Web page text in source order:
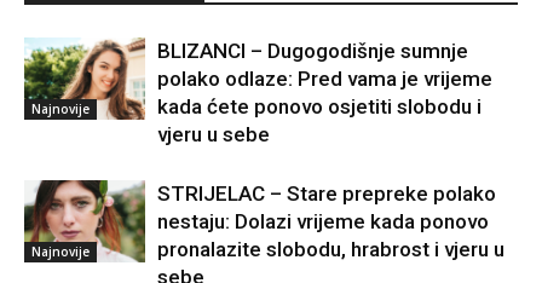
Najnovije
BLIZANCI – Dugogodišnje sumnje
polako odlaze: Pred vama je vrijeme
kada ćete ponovo osjetiti slobodu i
vjeru u sebe
Najnovije
STRIJELAC – Stare prepreke polako
nestaju: Dolazi vrijeme kada ponovo
pronalazite slobodu, hrabrost i vjeru u
sebe